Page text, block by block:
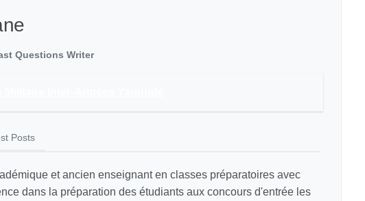
Questions Writer
Posts
et ancien enseignant en classes préparatoires avec
dans la préparation des étudiants aux concours d'entrée les